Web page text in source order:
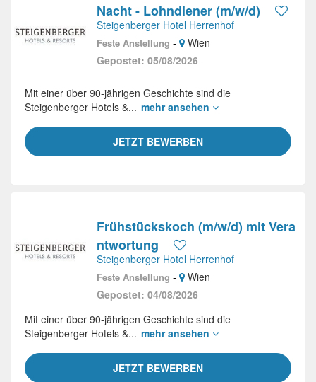
Nacht - Lohndiener (m/w/d)
Steigenberger Hotel Herrenhof
Feste Anstellung -
Wien
Gepostet: 05/08/2026
JETZT BEWERBEN
Mit einer über 90-jährigen Geschichte sind die
Steigenberger Hotels &... mehr ansehen
Frühstückskoch (m/w/d) mit Vera
ntwortung
Steigenberger Hotel Herrenhof
Feste Anstellung -
Wien
Gepostet: 04/08/2026
JETZT BEWERBEN
Mit einer über 90-jährigen Geschichte sind die
Steigenberger Hotels &... mehr ansehen